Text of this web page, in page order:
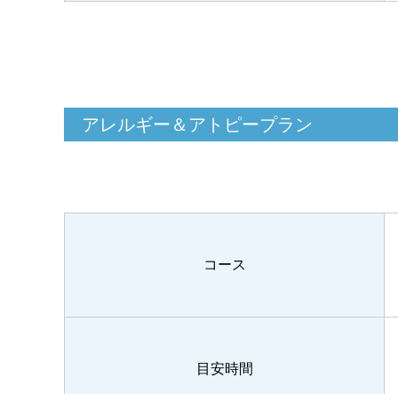
アレルギー＆アトピープラン
コース
目安時間